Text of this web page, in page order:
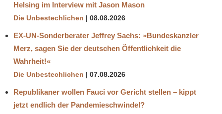
Helsing im Interview mit Jason Mason
Die Unbestechlichen 08.08.2026
EX-UN-Sonderberater Jeffrey Sachs: »Bundeskanzler
Merz, sagen Sie der deutschen Öffentlichkeit die
Wahrheit!«
Die Unbestechlichen 07.08.2026
Republikaner wollen Fauci vor Gericht stellen – kippt
jetzt endlich der Pandemieschwindel?